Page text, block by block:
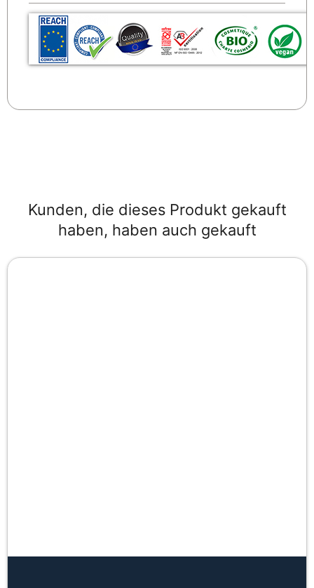
Kunden, die dieses Produkt gekauft
haben, haben auch gekauft